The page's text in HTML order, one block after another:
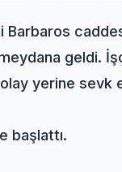
Barbaros
geldi.
olay yerine sevk
başlattı.